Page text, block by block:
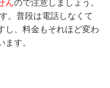
んので注意しましょう。
。普段は電話しなくて
し、料金もそれほど変わ
す。